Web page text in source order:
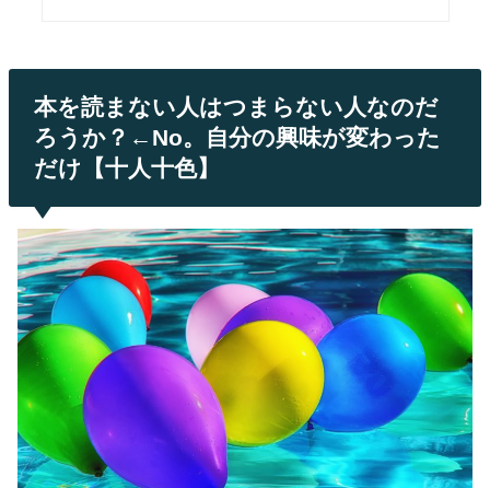
本を読まない人はつまらない人なのだ
ろうか？←No。
自分の興味が変わった
だけ【十人十色】